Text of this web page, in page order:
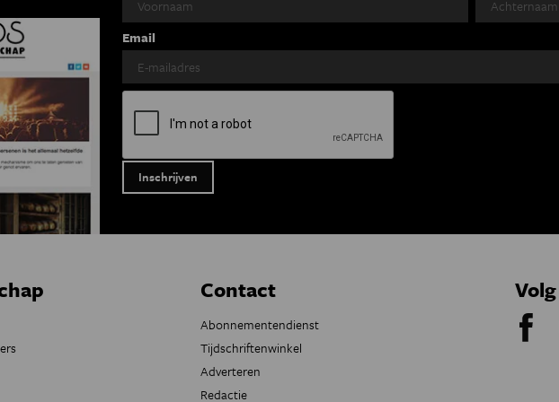
Email
Contact
Abonnementendienst
Tijdschriftenwinkel
Adverteren
Redactie